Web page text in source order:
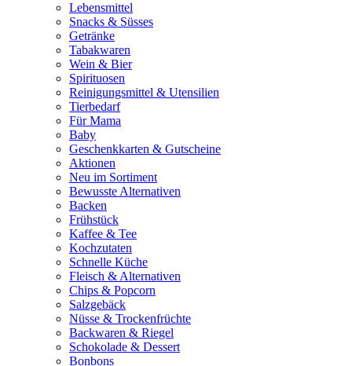
Lebensmittel
Snacks & Süsses
Getränke
Tabakwaren
Wein & Bier
Spirituosen
Reinigungsmittel & Utensilien
Tierbedarf
Für Mama
Baby
Geschenkkarten & Gutscheine
Aktionen
Neu im Sortiment
Bewusste Alternativen
Backen
Frühstück
Kaffee & Tee
Kochzutaten
Schnelle Küche
Fleisch & Alternativen
Chips & Popcorn
Salzgebäck
Nüsse & Trockenfrüchte
Backwaren & Riegel
Schokolade & Dessert
Bonbons